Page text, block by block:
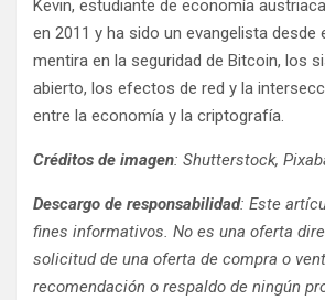
Kevin, estudiante de economía
en 2011 y ha sido un evangelista desde
mentira en la seguridad de Bitcoin, los
abierto, los efectos de red y la
entre la economía y la criptografía.
Créditos de imagen: Shutterstock,
Descargo de responsabilidad: Este
fines informativos. No es una oferta
solicitud de una oferta de compra o
recomendación o respaldo de ningún